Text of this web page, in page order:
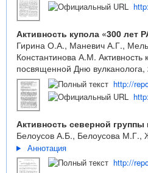
Активность купола «300 лет
Гирина О.А., Маневич А.Г.,
Константинова А.М.
посвященной Дню
http://
Активность северной группы
Белоусов А.Б., Белоусова М.Г.,
Аннотация
http://